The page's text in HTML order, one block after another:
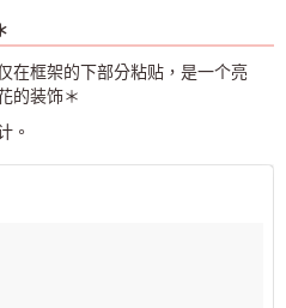
在框架的下部分粘贴，是一个亮
的装饰＊
。